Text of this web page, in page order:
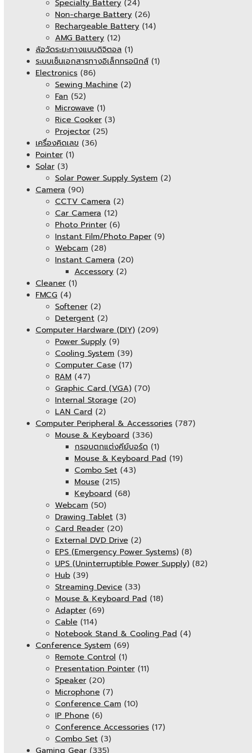
Specialty Battery (24)
Non-charge Battery (26)
Rechargeable Battery (14)
AMG Battery (12)
ล้อวัดระยะทางแบบดิจิตอล (1)
ระบบเซ็นเอกสารทางอิเล็กทรอนิกส์ (1)
Electronics (86)
Sewing Machine (2)
Fan (52)
Microwave (1)
Rice Cooker (3)
Projector (25)
เครื่องคิดเลข (36)
Pointer (1)
Solar (3)
Solar Power Supply System (2)
Camera (90)
CCTV Camera (2)
Car Camera (12)
Photo Printer (6)
Instant Film/Photo Paper (9)
Webcam (28)
Instant Camera (20)
Accessory (2)
Cleaner (1)
FMCG (4)
Softener (2)
Detergent (2)
Computer Hardware (DIY) (209)
Power Supply (9)
Cooling System (39)
Computer Case (17)
RAM (47)
Graphic Card (VGA) (70)
Internal Storage (20)
LAN Card (2)
Computer Peripheral & Accessories (787)
Mouse & Keyboard (336)
กรอบตกแต่งคีย์บอร์ด (1)
Mouse & Keyboard Pad (19)
Combo Set (43)
Mouse (215)
Keyboard (68)
Webcam (50)
Drawing Tablet (3)
Card Reader (20)
External DVD Drive (2)
EPS (Emergency Power Systems) (8)
UPS (Uninterruptible Power Supply) (82)
Hub (39)
Streaming Device (33)
Mouse & Keyboard Pad (18)
Adapter (69)
Cable (114)
Notebook Stand & Cooling Pad (4)
Conference System (69)
Remote Control (1)
Presentation Pointer (11)
Speaker (20)
Microphone (7)
Conference Cam (10)
IP Phone (6)
Conference Accessories (17)
Combo Set (3)
Gaming Gear (335)